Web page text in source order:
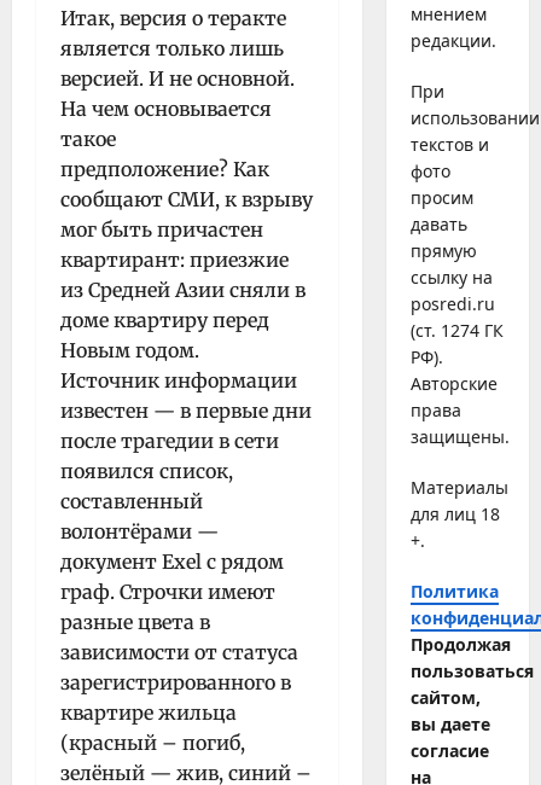
Итак, версия о теракте
является только лишь
версией. И не основной.
На чем основывается
такое
предположение? Как
сообщают СМИ, к взрыву
мог быть причастен
квартирант: приезжие
из Средней Азии сняли в
доме квартиру перед
Новым годом.
Источник информации
известен — в первые дни
после трагедии в сети
появился список,
составленный
волонтёрами —
документ Exel с рядом
граф. Строчки имеют
разные цвета в
зависимости от статуса
зарегистрированного в
квартире жильца
(красный – погиб,
зелёный — жив, синий –
мнением
редакции.
При
использовании
текстов и
фото
просим
давать
прямую
ссылку на
posredi.ru
(ст. 1274 ГК
РФ).
Авторские
права
защищены.
Материалы
для лиц 18
+.
Политика
Продолжая
пользоваться
сайтом,
вы даете
согласие
на